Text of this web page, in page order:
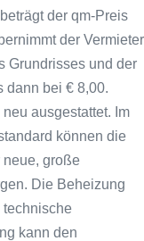
der qm-Preis
der Vermieter
Grundrisses und der
dann bei € 8,00.
ausgestattet. Im
können die
neue, große
Die Beheizung
technische
kann den